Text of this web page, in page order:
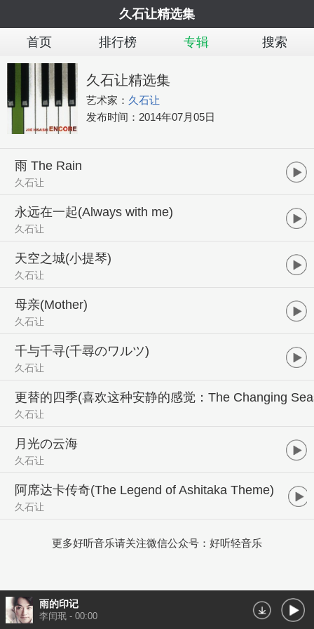
久石让精选集
首页
排行榜 专辑 搜索
久石让精选集
艺术家： 久石让
发布时间： 2014年07月05日
雨 The Rain
久石让
永远在一起(Always with me)
久石让
天空之城(小提琴)
久石让
母亲(Mother)
久石让
千与千寻(千尋のワルツ)
久石让
更替的四季(喜欢这种安静的感觉：The Changing
久石让
月光の云海
久石让
阿席达卡传奇(The Legend of Ashitaka Theme)
久石让
更多好听音乐请关注微信公众号：好听轻音乐
雨的印记
李闰珉 - 00:00